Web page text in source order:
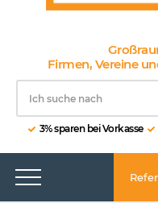
Firmen, Vereine
3% sparen bei Vorkasse